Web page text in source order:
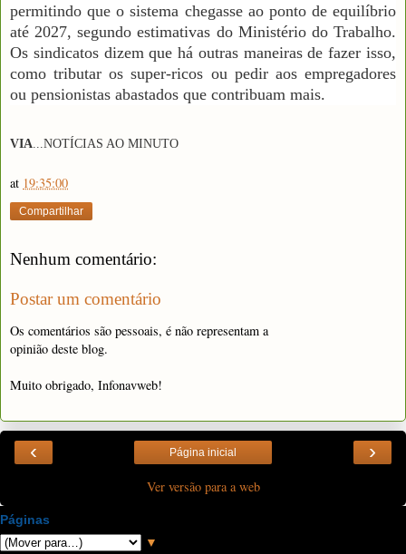
permitindo que o sistema chegasse ao ponto de equilíbrio
até 2027, segundo estimativas do Ministério do Trabalho.
Os sindicatos dizem que há outras maneiras de fazer isso,
como tributar os super-ricos ou pedir aos empregadores
ou pensionistas abastados que contribuam mais.
VIA ...NOTÍCIAS AO MINUTO
at 19:35:00
Compartilhar
Nenhum comentário:
Postar um comentário
Os comentários são pessoais, é não representam a
opinião deste blog.
Muito obrigado, Infonavweb!
‹ ›
Página inicial
Ver versão para a web
Páginas
▼